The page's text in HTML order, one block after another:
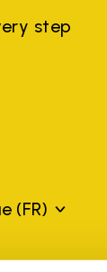
step
(FR)